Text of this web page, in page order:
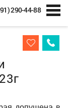
290-44-88